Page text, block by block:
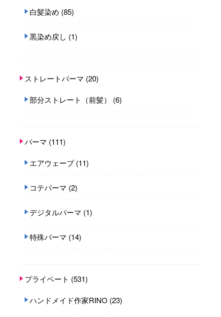
白髪染め (85)
黒染め戻し (1)
ストレートパーマ (20)
部分ストレート（前髪） (6)
パーマ (111)
エアウェーブ (11)
コテパーマ (2)
デジタルパーマ (1)
特殊パーマ (14)
プライベート (531)
ハンドメイド作家RINO (23)